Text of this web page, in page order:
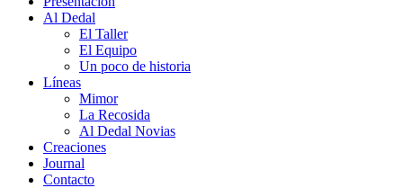
Al Dedal
El Taller
El Equipo
Un poco de historia
Líneas
Mimor
La Recosida
Al Dedal Novias
Creaciones
Journal
Contacto